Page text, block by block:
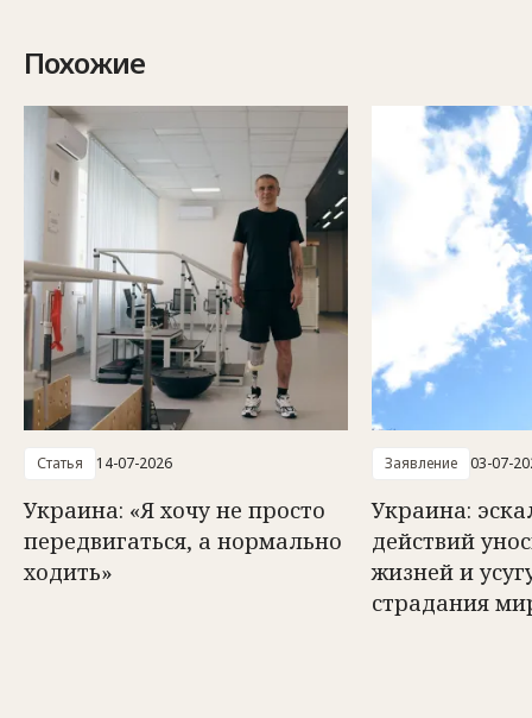
Похожие
Статья 14-07-2026
Украина: «Я хочу не просто
передвигаться, а нормально
ходить»
Заявление 03-07-
Украина:
действий
жизней и
страдания